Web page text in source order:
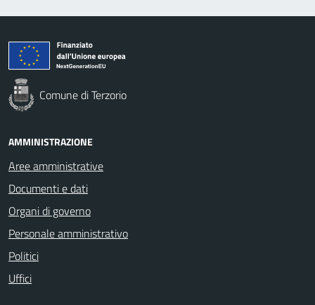
Comune di Terzorio
AMMINISTRAZIONE
Aree amministrative
Documenti e dati
Organi di governo
Personale amministrativo
Politici
Uffici